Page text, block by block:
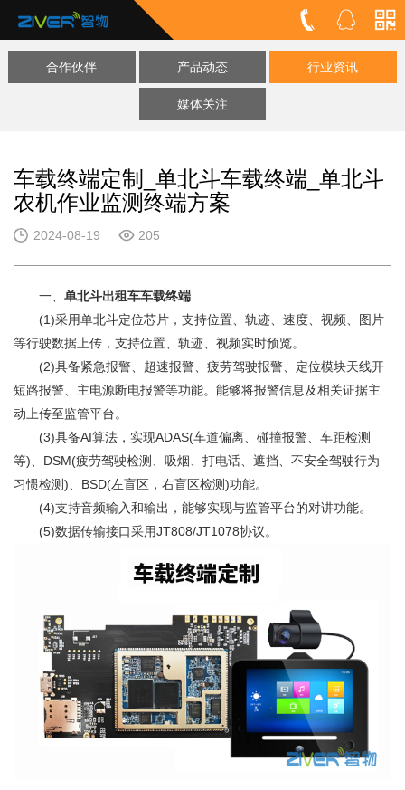
合作伙伴 产品动态 行业资讯
媒体关注
车载终端定制_单北斗车载终端_单北斗
农机作业监测终端方案
2024-08-19 205
一、 单北斗出租车车载终端
(1)采用单北斗定位芯片，支持位置、轨迹、速度、视频、图片
等行驶数据上传，支持位置、轨迹、视频实时预览。
(2)具备紧急报警、超速报警、疲劳驾驶报警、定位模块天线开
短路报警、主电源断电报警等功能。能够将报警信息及相关证据主
动上传至监管平台。
(3)具备AI算法，实现ADAS(车道偏离、碰撞报警、车距检测
等)、DSM(疲劳驾驶检测、吸烟、打电话、遮挡、不安全驾驶行为
习惯检测)、BSD(左盲区，右盲区检测)功能。
(4)支持音频输入和输出，能够实现与监管平台的对讲功能。
(5)数据传输接口采用JT808/JT1078协议。